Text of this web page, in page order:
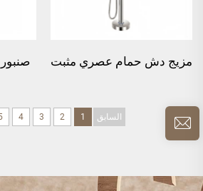
مزيج دش حمام عصري مثبت
السابق 1
2
3
4